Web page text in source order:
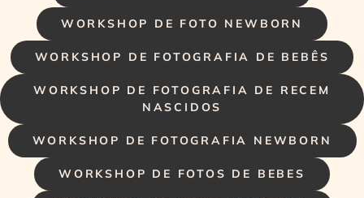
WORKSHOP DE FOTO NEWBORN
WORKSHOP DE FOTOGRAFIA DE BEBÊS
WORKSHOP DE FOTOGRAFIA DE RECEM
NASCIDOS
WORKSHOP DE FOTOGRAFIA NEWBORN
WORKSHOP DE FOTOS DE BEBES